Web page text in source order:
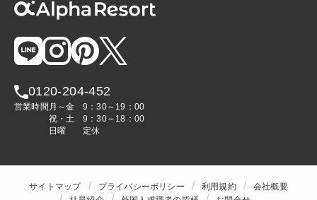
0120-204-452
営業時間 月～金
9：30～19：00
祝・土
9：30～18：00
日曜
定休
サイトマップ プライバシーポリシー 利用規約
会社概要